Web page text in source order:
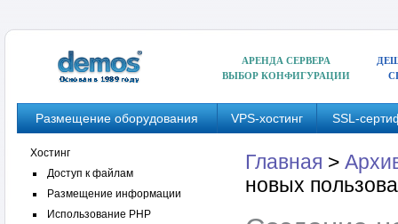
АРЕНДА СЕРВЕРА
ВЫБОР КОНФИГУРАЦИИ
Размещение оборудования VPS-хостинг SSL-
Хостинг
Доступ к файлам
Размещение информации
Использование PHP
Главная >
новых